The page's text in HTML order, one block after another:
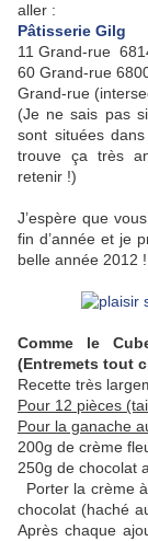
aller :
Pâtisserie Gilg
11 Grand-rue
60 Grand-rue
Grand-rue
(Je ne sais pas
sont situées
trouve ça très
retenir !)
J’espère que
fin d’année et je
belle année 2012 !
Comme le
(Entremets tout
Recette très
Pour 12 pièces
Pour la ganache
200g de crème
250g de chocolat
Porter la crème
chocolat (haché
Après chaque